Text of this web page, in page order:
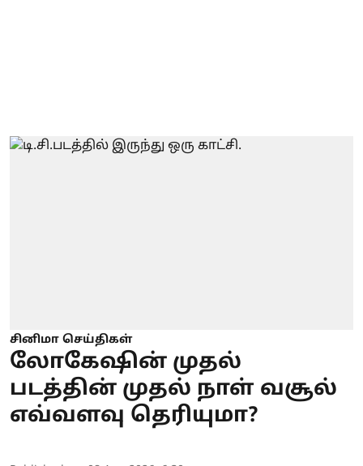
சினிமா செய்திகள்
லோகேஷின் முதல்
படத்தின் முதல் நாள் வசூல்
எவ்வளவு தெரியுமா?